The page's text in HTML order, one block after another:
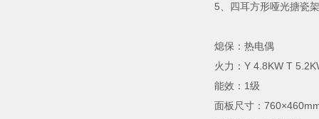
5、四耳方形哑光搪瓷
熄保：热电偶
火力：Y 4.8KW T
能效：1级
面板尺寸：